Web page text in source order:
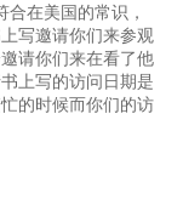
在美国的常识，
写邀请你们来参观
请你们来在看了他
上写的访问日期是
的时候而你们的访